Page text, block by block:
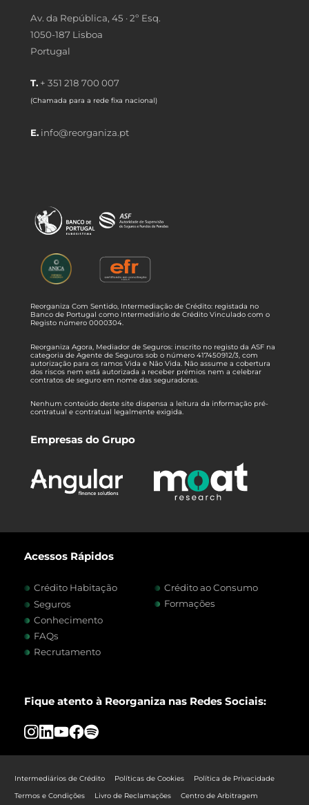
Av. da República, 45 · 2º Esq.
1050-187 Lisboa
Portugal
T. + 351 218 700 007
(Chamada para a rede fixa nacional)
E. info@reorganiza.pt
Reorganiza Com Sentido, Intermediação de Crédito: registada no
Banco de Portugal como Intermediário de Crédito Vinculado com o
Registo número 0000304.
Reorganiza Agora, Mediador de Seguros: inscrito no registo da ASF na
categoria de Agente de Seguros sob o número 417450912/3, com
autorização para os ramos Vida e Não Vida. Não assume a cobertura
dos riscos nem está autorizada a receber prémios nem a celebrar
contratos de seguro em nome das seguradoras.
Nenhum conteúdo deste site dispensa a leitura da informação pré-
contratual e contratual legalmente exigida.
Empresas do Grupo
Acessos Rápidos
Crédito Habitação
Crédito ao Consumo
Seguros
Formações
Conhecimento
FAQs
Recrutamento
Fique atento à Reorganiza nas Redes Sociais:
Intermediários de Crédito Políticas de Cookies
Política de Privacidade
Termos e Condições
Livro de Reclamações Centro de Arbitragem